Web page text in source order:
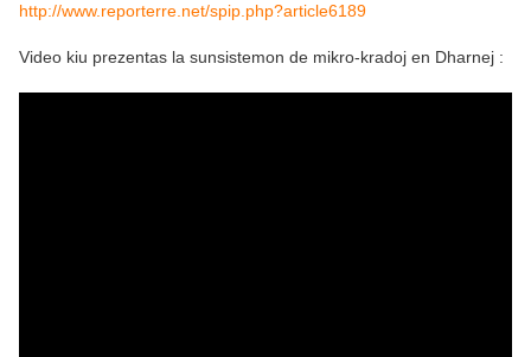
http://www.reporterre.net/spip.php?article6189
Video kiu prezentas la sunsistemon de mikro-kradoj en Dharnej :